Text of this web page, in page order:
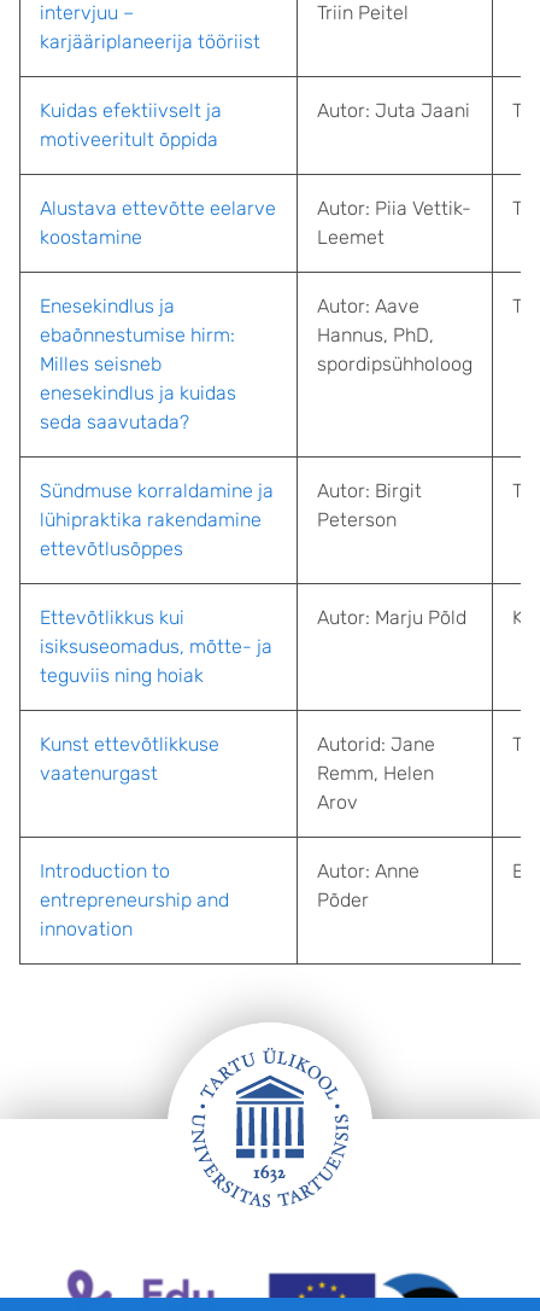
intervjuu –
karjääriplaneerija tööriist
Triin Peitel
Kuidas efektiivselt ja
motiveeritult õppida
Autor: Juta Jaani
Alustava ettevõtte eelarve
koostamine
Autor: Piia Vettik-
Leemet
Enesekindlus ja
ebaõnnestumise hirm:
Milles seisneb
enesekindlus ja kuidas
seda saavutada?
Autor: Aave
Hannus, PhD,
spordipsühholoog
Sündmuse korraldamine ja
lühipraktika rakendamine
ettevõtlusõppes
Autor: Birgit
Peterson
Ettevõtlikkus kui
isiksuseomadus, mõtte- ja
teguviis ning hoiak
Autor: Marju Põld
Kunst ettevõtlikkuse
vaatenurgast
Autorid: Jane
Remm, Helen
Arov
Introduction to
entrepreneurship and
innovation
Autor: Anne
Põder